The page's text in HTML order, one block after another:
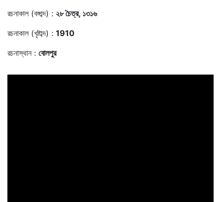
রচনাকাল (বঙ্গাব্দ) : ২৮ চৈত্র, ১৩১৬
রচনাকাল (খৃষ্টাব্দ) : 1910
রচনাস্থান : বোলপুর